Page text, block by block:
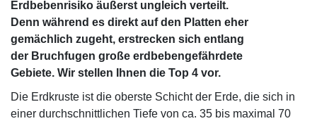
Erdbebenrisiko äußerst ungleich verteilt.
Denn während es direkt auf den Platten eher
gemächlich zugeht, erstrecken sich entlang
der Bruchfugen große erdbebengefährdete
Gebiete. Wir stellen Ihnen die Top 4 vor.
Die Erdkruste ist die oberste Schicht der Erde, die sich in
einer durchschnittlichen Tiefe von ca. 35 bis maximal 70